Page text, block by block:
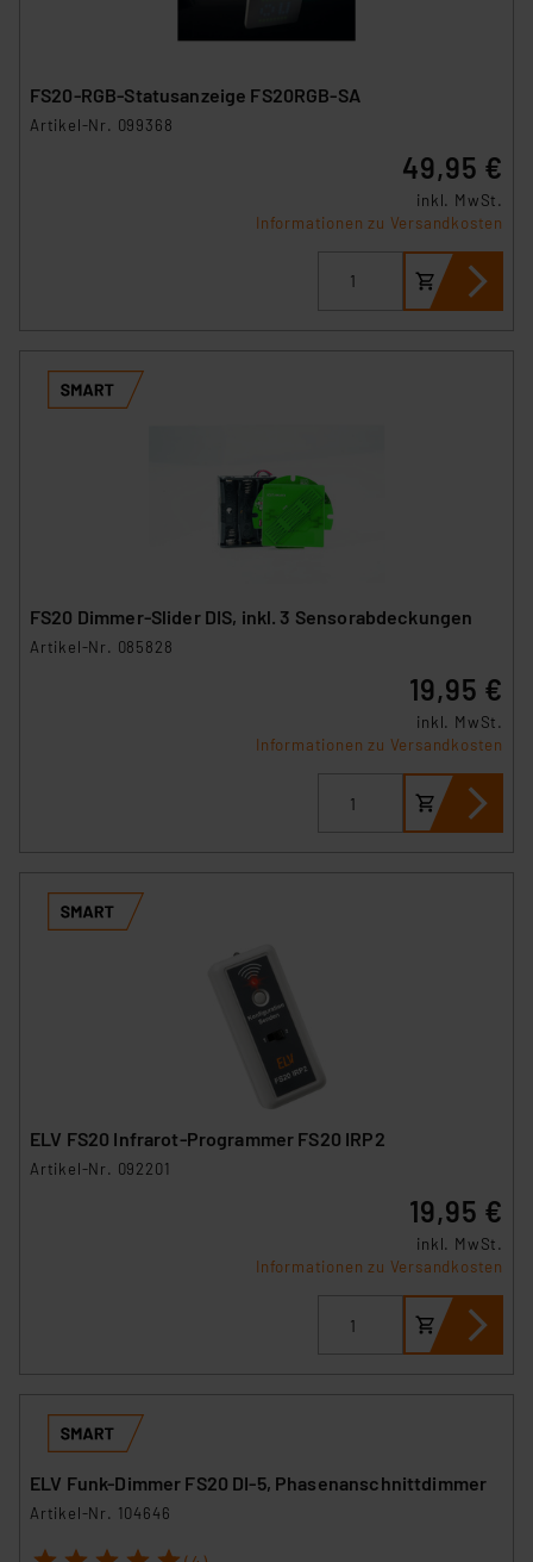
FS20-RGB-Statusanzeige FS20RGB-SA
Artikel-Nr. 099368
49,95 €
inkl. MwSt.
Informationen zu Versandkosten
FS20 Dimmer-Slider DIS, inkl. 3 Sensorabdeckungen
Artikel-Nr. 085828
19,95 €
inkl. MwSt.
Informationen zu Versandkosten
ELV FS20 Infrarot-Programmer FS20 IRP2
Artikel-Nr. 092201
19,95 €
inkl. MwSt.
Informationen zu Versandkosten
ELV Funk-Dimmer FS20 DI-5, Phasenanschnittdimmer
Artikel-Nr. 104646
1 2 3 4 5